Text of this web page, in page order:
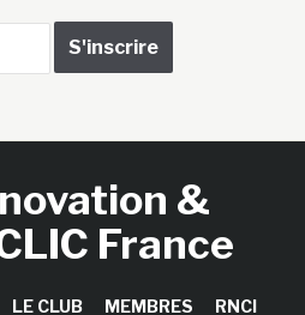
&
France
LE CLUB MEMBRES RNCI